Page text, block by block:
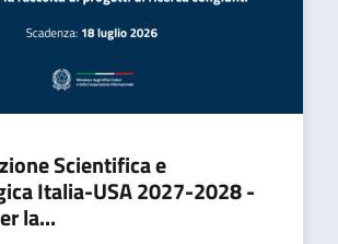
Scientifica e
Italia-USA 2027-2028 -
la...